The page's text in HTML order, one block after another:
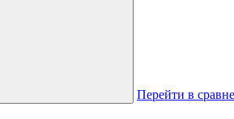
Перейти в